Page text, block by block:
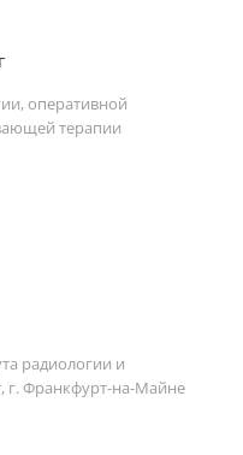
оперативной
терапии
радиологии и
г. Франкфурт-на-Майне